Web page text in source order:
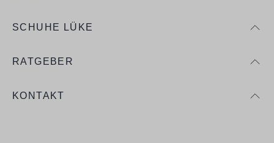
SCHUHE LÜKE
RATGEBER
KONTAKT